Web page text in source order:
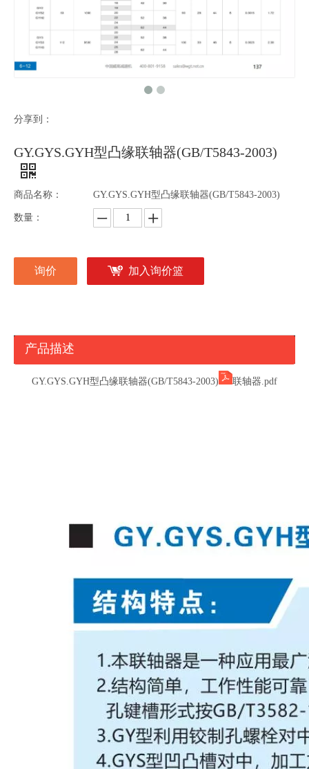
分享到：
GY.GYS.GYH型凸缘联轴器(GB/T5843-2003)
商品名称： GY.GYS.GYH型凸缘联轴器(GB/T5843-2003)
数量：
询价 加入询价篮
产品描述
GY.GYS.GYH型凸缘联轴器(GB/T5843-2003) 联轴器.pdf